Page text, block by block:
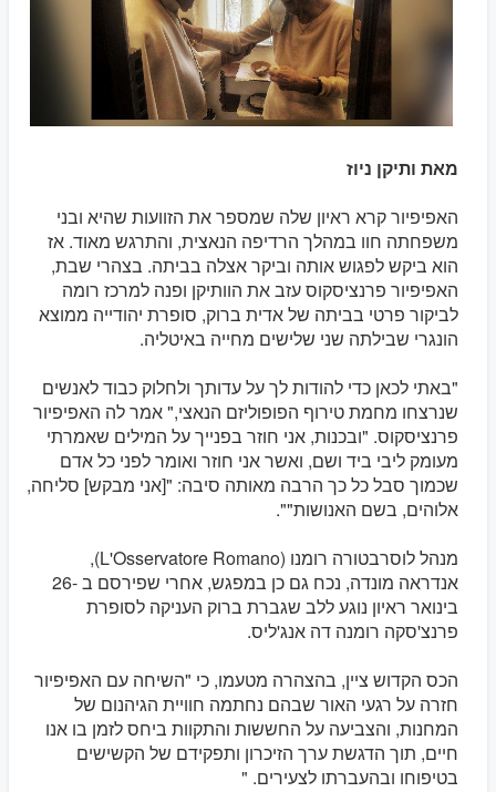
מאת ותיקן ניוז
האפיפיור קרא ראיון שלה שמספר את הזוועות שהיא ובני
משפחתה חוו במהלך הרדיפה הנאצית, והתרגש מאוד. אז
הוא ביקש לפגוש אותה וביקר אצלה בביתה. בצהרי שבת,
האפיפיור פרנציסקוס עזב את הוותיקן ופנה למרכז רומה
לביקור פרטי בביתה של אדית ברוק, סופרת יהודייה ממוצא
הונגרי שבילתה שני שלישים מחייה באיטליה.
"באתי לכאן כדי להודות לך על עדותך ולחלוק כבוד לאנשים
שנרצחו מחמת טירוף הפופוליזם הנאצי," אמר לה האפיפיור
פרנציסקוס. "ובכנות, אני חוזר בפנייך על המילים שאמרתי
מעומק ליבי ביד ושם, ואשר אני חוזר ואומר לפני כל אדם
שכמוך סבל כל כך הרבה מאותה סיבה: "[אני מבקש] סליחה,
אלוהים, בשם האנושות"".
מנהל לוסרבטורה רומנו (L'Osservatore Romano),
אנדראה מונדה, נכח גם כן במפגש, אחרי שפירסם ב -26
בינואר ראיון נוגע ללב שגברת ברוק העניקה לסופרת
פרנצ'סקה רומנה דה אנג'ליס.
הכס הקדוש ציין, בהצהרה מטעמו, כי "השיחה עם האפיפיור
חזרה על רגעי האור שבהם נחתמה חוויית הגיהנום של
המחנות, והצביעה על החששות והתקוות ביחס לזמן בו אנו
חיים, תוך הדגשת ערך הזיכרון ותפקידם של הקשישים
בטיפוחו ובהעברתו לצעירים. "